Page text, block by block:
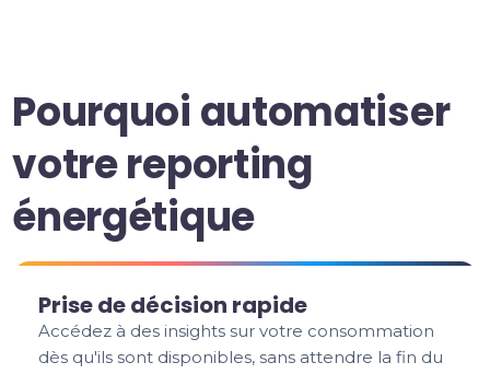
Pourquoi automatiser
votre reporting
énergétique
Prise de décision rapide
Accédez à des insights sur votre consommation
dès qu'ils sont disponibles, sans attendre la fin du